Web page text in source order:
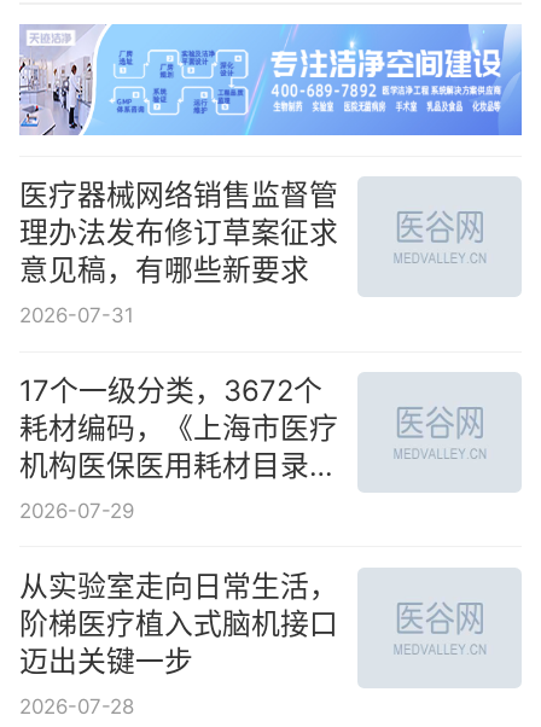
医疗器械网络销售监督管
理办法发布修订草案征求
意见稿，有哪些新要求
2026-07-31
17个一级分类，3672个
耗材编码，《上海市医疗
机构医保医用耗材目录》
公示
2026-07-29
从实验室走向日常生活，
阶梯医疗植入式脑机接口
迈出关键一步
2026-07-28